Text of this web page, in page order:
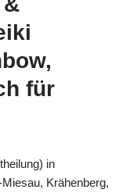
für
in
Krähenberg,